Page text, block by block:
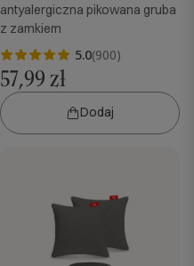
antyalergiczna pikowana gruba
z zamkiem
5.0(900)
57,99 zł
Dodaj